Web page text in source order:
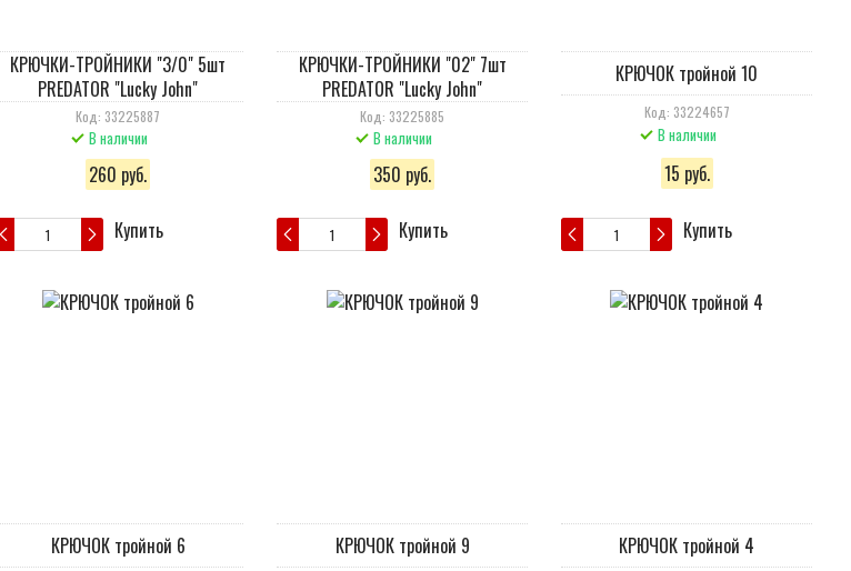
КРЮЧКИ-ТРОЙНИКИ "3/0" 5шт
PREDATOR "Lucky John"
Код: 33225887
В наличии
260 руб.
Купить
КРЮЧКИ-ТРОЙНИКИ "02" 7шт
PREDATOR "Lucky John"
Код: 33225885
В наличии
350 руб.
Купить
КРЮЧОК тройной 10
Код: 33224657
В наличии
15 руб.
Купить
КРЮЧОК тройной 6 КРЮЧОК тройной 9 КРЮЧОК тройной 4